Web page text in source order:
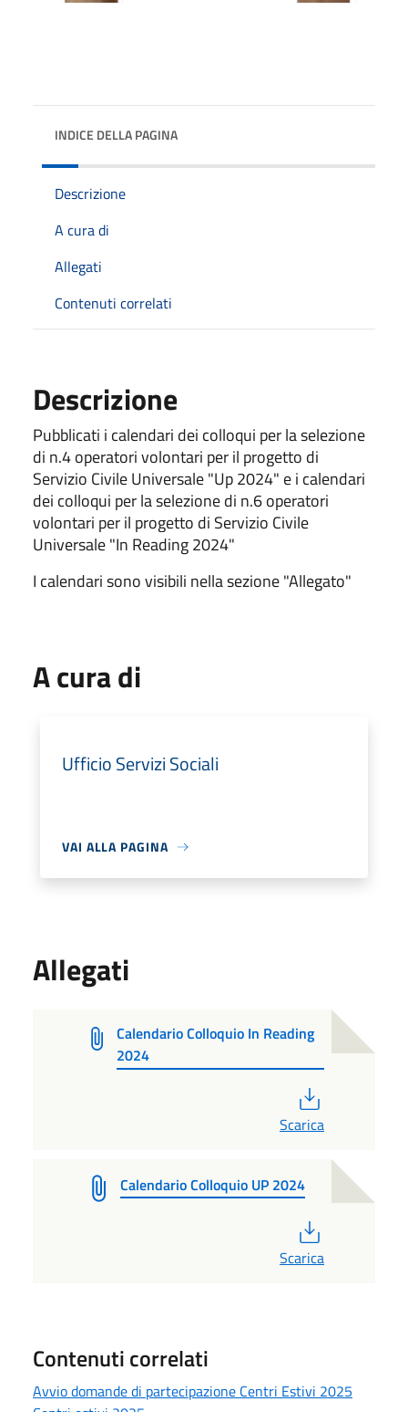
INDICE DELLA PAGINA
Descrizione
A cura di
Allegati
Contenuti correlati
Descrizione
Pubblicati i calendari dei colloqui per la selezione
di n.4 operatori volontari per il progetto di
Servizio Civile Universale "Up 2024" ei calendari
dei colloqui per la selezionedi n.6 operatori
volontari per il progetto di Servizio Civile
Universale "In Reading 2024"
I calendari sono visibili nella sezione "Allegato"
A cura di
Ufficio Servizi Sociali
VAI ALLA PAGINA
Allegati
Calendario Colloquio In Reading
2024
Scarica
Calendario Colloquio UP 2024
Scarica
Contenuti correlati
Avvio domande di partecipazione Centri Estivi 2025